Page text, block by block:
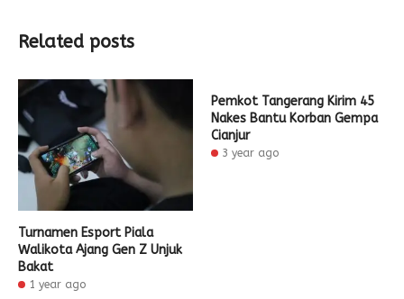
Related posts
Turnamen Esport Piala
Walikota Ajang Gen Z Unjuk
Bakat
1 year ago
Pemkot Tangerang Kirim 45
Nakes Bantu Korban Gempa
Cianjur
3 year ago